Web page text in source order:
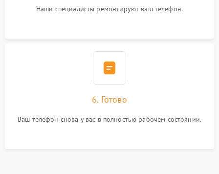
Наши специалисты ремонтируют ваш телефон.
6. Готово
Ваш телефон снова у вас в полностью рабочем состоянии.